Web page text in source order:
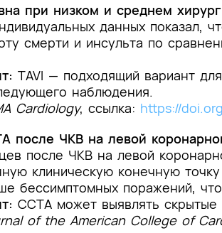
при низком и среднем
данных показал,
смерти и инсульта по
TAVI — подходящий вариант
наблюдения.
Cardiology, ссылка: https://
после ЧКВ на левой
после ЧКВ на левой
клиническую конечную
бессимптомных поражений,
CCTA может выявлять
of the American College of